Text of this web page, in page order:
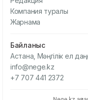
Компания туралы
Жарнама
Байланыс
Астана, Мәңгілік ел
info@nege.kz
+7 707 441 2372